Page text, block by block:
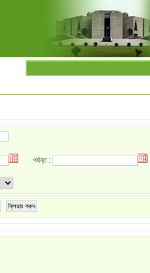
পর্যন্ত :
ক্লিয়ার করুন